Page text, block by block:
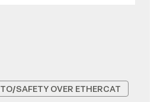
SAFETY OVER ETHERCAT